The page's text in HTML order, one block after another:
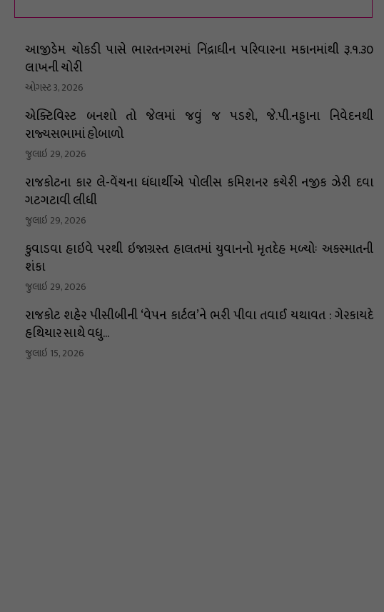
આજીડેમ ચોકડી પાસે ભારતનગરમાં નિંદ્રાધીન પરિવારના મકાનમાંથી રૂ.૧.૩૦
લાખની ચોરી
ઓગસ્ટ 3, 2026
એક્ટિવિસ્ટ બનશો તો જેલમાં જવું જ પડશે, જે.પી.નડ્ડાના નિવેદનથી
રાજ્યસભામાં હોબાળો
જુલાઇ 29, 2026
રાજકોટના કાર લે-વેંચના ધંધાર્થીએ પોલીસ કમિશનર કચેરી નજીક ઝેરી દવા
ગટગટાવી લીધી
જુલાઇ 29, 2026
કુવાડવા હાઇવે પરથી ઇજાગ્રસ્ત હાલતમાં યુવાનનો મૃતદેહ મળ્યોઃ અકસ્માતની
શંકા
જુલાઇ 29, 2026
રાજકોટ શહેર પીસીબીની ‘વેપન કાર્ટલ’ને ભરી પીવા તવાઈ યથાવત : ગેરકાયદે
હથિયાર સાથે વધુ...
જુલાઇ 15, 2026